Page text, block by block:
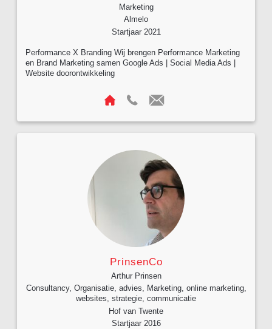
Marketing
Almelo
Startjaar 2021
Performance X Branding Wij brengen Performance Marketing
en Brand Marketing samen Google Ads | Social Media Ads |
Website doorontwikkeling
PrinsenCo
Arthur Prinsen
Consultancy, Organisatie, advies, Marketing, online marketing,
websites, strategie, communicatie
Hof van Twente
Startjaar 2016